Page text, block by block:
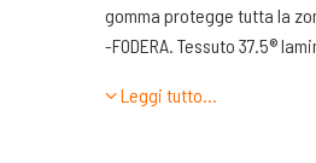
gomma protegge tutta la
-FODERA. Tessuto 37.5®
-INTERSUOLA. Utilizza una
Leggi tutto…